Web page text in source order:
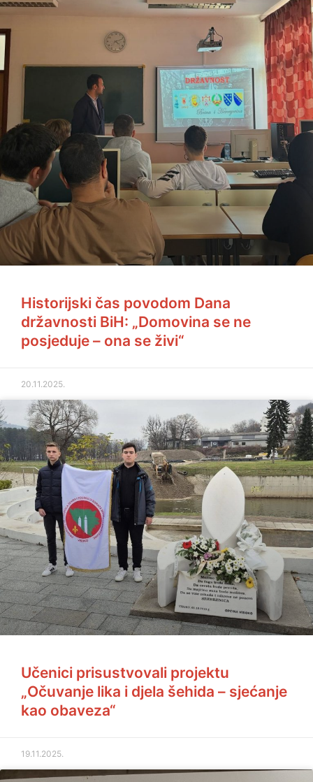
Historijski čas povodom Dana
državnosti BiH: „Domovina se ne
posjeduje – ona se živi“
20.11.2025.
Učenici prisustvovali projektu
„Očuvanje lika i djela šehida – sjećanje
kao obaveza“
19.11.2025.